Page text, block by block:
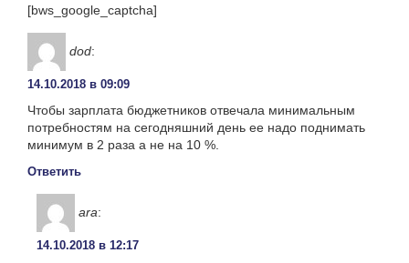
[bws_google_captcha]
dod:
14.10.2018 в 09:09
Чтобы зарплата бюджетников отвечала минимальным
потребностям на сегодняшний день ее надо поднимать
минимум в 2 раза а не на 10 %.
Ответить
ara:
14.10.2018 в 12:17